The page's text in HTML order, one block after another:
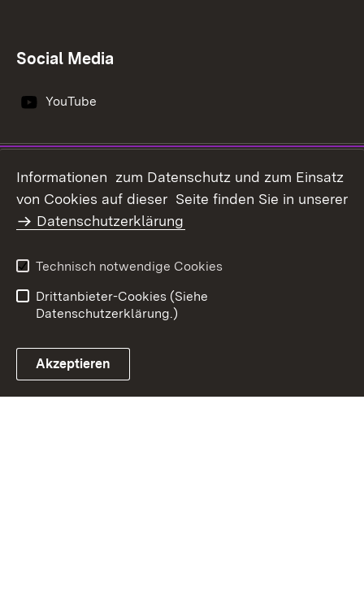
Social Media
YouTube
Impressum
Datenschutz
Erklärung zur
Barrierefreiheit
Benutzungshinweise
Ernährung - Ländlicher
Informationen zum Datenschutz und zum Einsatz
von Cookies auf dieser Seite finden Sie in unserer
Datenschutzerklärung
Technisch notwendige Cookies
Drittanbieter-Cookies (Siehe
Datenschutzerklärung.)
Akzeptieren